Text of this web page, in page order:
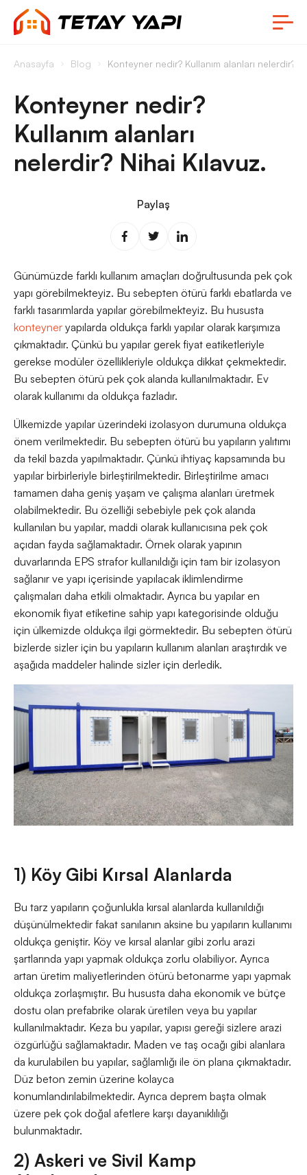
Anasayfa Blog Konteyner nedir? Kullanım alanları nelerdir?
Konteyner nedir?
Kullanım alanları
nelerdir? Nihai Kılavuz.
Paylaş
Günümüzde farklı kullanım amaçları doğrultusunda pek çok
yapı görebilmekteyiz. Bu sebepten ötürü farklı ebatlarda ve
farklı tasarımlarda yapılar görebilmekteyiz. Bu hususta
konteyner yapılarda oldukça farklı yapılar olarak karşımıza
çıkmaktadır. Çünkü bu yapılar gerek fiyat eatiketleriyle
gerekse modüler özellikleriyle oldukça dikkat çekmektedir.
Bu sebepten ötürü pek çok alanda kullanılmaktadır. Ev
olarak kullanımı da oldukça fazladır.
Ülkemizde yapılar üzerindeki izolasyon durumuna oldukça
önem verilmektedir. Bu sebepten ötürü bu yapıların yalıtımı
da tekil bazda yapılmaktadır. Çünkü ihtiyaç kapsamında bu
yapılar birbirleriyle birleştirilmektedir. Birleştirilme amacı
tamamen daha geniş yaşam ve çalışma alanları üretmek
olabilmektedir. Bu özelliği sebebiyle pek çok alanda
kullanılan bu yapılar, maddi olarak kullanıcısına pek çok
açıdan fayda sağlamaktadır. Örnek olarak yapının
duvarlarında EPS strafor kullanıldığı için tam bir izolasyon
sağlanır ve yapı içerisinde yapılacak iklimlendirme
çalışmaları daha etkili olmaktadır. Ayrıca bu yapılar en
ekonomik fiyat etiketine sahip yapı kategorisinde olduğu
için ülkemizde oldukça ilgi görmektedir. Bu sebepten ötürü
bizlerde sizler için bu yapıların kullanım alanları araştırdık ve
aşağıda maddeler halinde sizler için derledik.
1) Köy Gibi Kırsal Alanlarda
Bu tarz yapıların çoğunlukla kırsal alanlarda kullanıldığı
düşünülmektedir fakat sanılanın aksine bu yapıların kullanımı
oldukça geniştir. Köy ve kırsal alanlar gibi zorlu arazi
şartlarında yapı yapmak oldukça zorlu olabiliyor. Ayrıca
artan üretim maliyetlerinden ötürü betonarme yapı yapmak
oldukça zorlaşmıştır. Bu hususta daha ekonomik ve bütçe
dostu olan prefabrike olarak üretilen veya bu yapılar
kullanılmaktadır. Keza bu yapılar, yapısı gereği sizlere arazi
özgürlüğü sağlamaktadır. Maden ve taş ocağı gibi alanlara
da kurulabilen bu yapılar, sağlamlığı ile ön plana çıkmaktadır.
Düz beton zemin üzerine kolayca
konumlandırılabilmektedir. Ayrıca deprem başta olmak
üzere pek çok doğal afetlere karşı dayanıklılığı
bulunmaktadır.
2) Askeri ve Sivil Kamp